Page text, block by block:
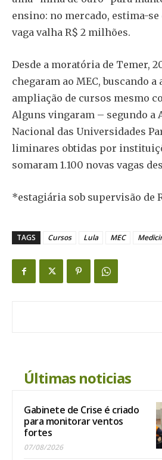
ensino: no mercado, estima-se
vaga valha R$ 2 milhões.
Desde a moratória de Temer,
chegaram ao MEC, buscando a
ampliação de cursos mesmo
Alguns vingaram – segundo a
Nacional das Universidades
liminares obtidas por
somaram 1.100 novas vagas
*estagiária sob supervisão de
TAGS Cursos Lula MEC
Últimas noticias
Gabinete de Crise é criado
para monitorar ventos
fortes
07/08/2026